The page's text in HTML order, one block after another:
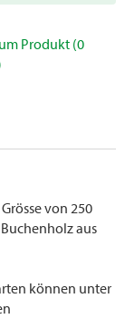
Produkt (0
von 250
aus
können unter